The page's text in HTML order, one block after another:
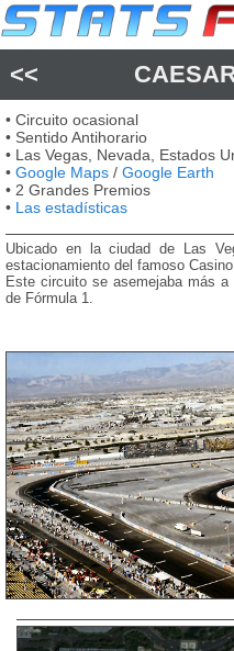
<<
• Circuito ocasional
• Sentido Antihorario
• Las Vegas, Nevada, Estados
• Google Maps / Google Earth
• 2 Grandes Premios
• Las estadísticas
Ubicado en la ciudad de Las
estacionamiento del famoso Casino
Este circuito se asemejaba más
de Fórmula 1.